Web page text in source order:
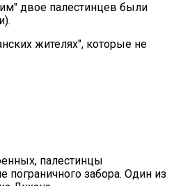
двое палестинцев были
жителях", которые не
палестинцы
забора. Один из